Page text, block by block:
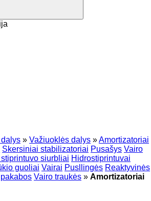
» Važiuoklės dalys »Amortizatoriai
Skersiniai stabilizatoriai Pusašys Vairo
siurbliai Hidrostiprintuvai
guoliai Vairai Pusllingės Reaktyvinės
Vairo traukės » Amortizatoriai